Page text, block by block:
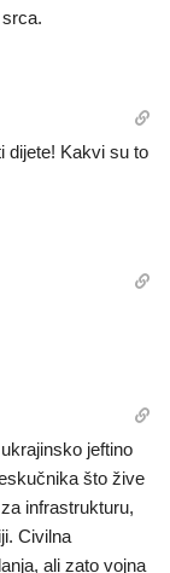
dijete! Kakvi su to
jeftino
što žive
infrastrukturu,
Civilna
ali zato vojna